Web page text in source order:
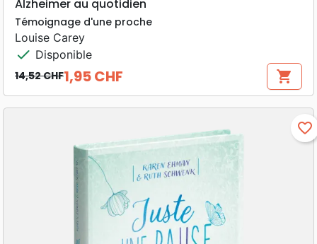
Alzheimer au quotidien
Témoignage d'une proche
Louise Carey
check Disponible
Prix de base
14,52 CHF
Prix 1,95 CHF shopping_cart
favorite_border